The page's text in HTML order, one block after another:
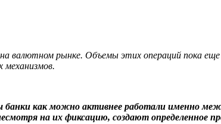
валютном рынке. Объемы этих операций пока еще
механизмов.
как можно активнее работали именно
на их фиксацию, создают определенное